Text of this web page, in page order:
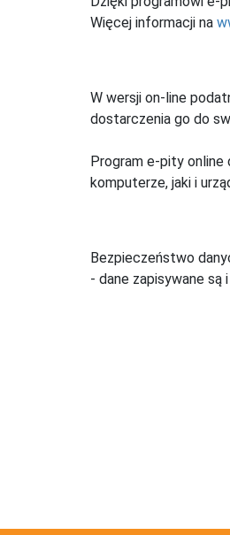
Więcej informacji na
W wersji on-line
dostarczenia go do
Program e-pity online
komputerze, jaki i
Bezpieczeństwo
- dane zapisywane